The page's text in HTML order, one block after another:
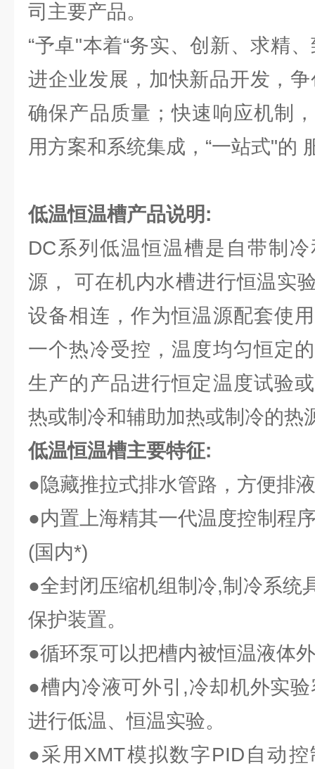
司主要产品。
“予卓"本着“务实、创新、求精
进企业发展，加快新品开发，
确保产品质量；快速响应机制
用方案和系统集成，“一站式"的
低温恒温槽产品说明:
DC系列低温恒温槽是自带制
源， 可在机内水槽进行恒温实
设备相连，作为恒温源配套使
一个热冷受控，温度均匀恒定
生产的产品进行恒定温度试验
热或制冷和辅助加热或制冷的热
低温恒温槽主要特征:
●隐藏推拉式排水管路，方便排
●内置上海精其一代温度控制程
(国内*)
●全封闭压缩机组制冷,制冷系统
保护装置。
●循环泵可以把槽内被恒温液体
●槽内冷液可外引,冷却机外实
进行低温、恒温实验。
●采用XMT模拟数字PID自动